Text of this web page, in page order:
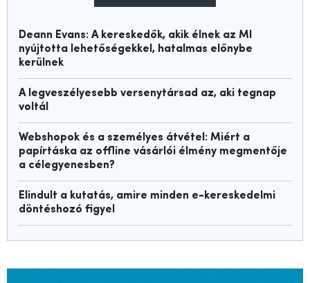
Deann Evans: A kereskedők, akik élnek az MI
nyújtotta lehetőségekkel, hatalmas előnybe
kerülnek
A legveszélyesebb versenytársad az, aki tegnap
voltál
Webshopok és a személyes átvétel: Miért a
papírtáska az offline vásárlói élmény megmentője
a célegyenesben?
Elindult a kutatás, amire minden e-kereskedelmi
döntéshozó figyel